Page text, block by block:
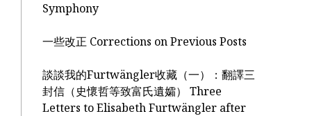
Symphony
一些改正 Corrections on Previous Posts
談談我的Furtwängler收藏（一）：翻譯三
封信（史懷哲等致富氏遺孀） Three
Letters to Elisabeth Furtwängler after